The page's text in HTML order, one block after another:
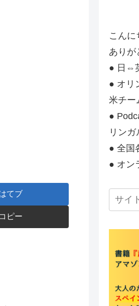
てブ
コピー
こんに
ありが
● 日⇔
● オリ
米チー
●
リン
● 全国
● オン